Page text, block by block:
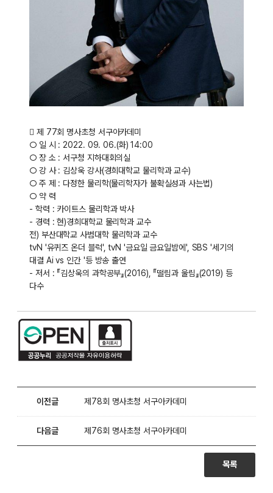
󰏅 제 77회 명사초청 서구아카데미
○ 일 시 : 2022. 09. 06.(화) 14:00
○ 장 소 : 서구청 지하대회의실
○ 강 사 : 김상욱 강사(경희대학교 물리학과 교수)
○ 주 제 : 다정한 물리학(물리학자가 불확실성과 사는법)
○ 약 력
- 학력 : 카이트스 물리학과 박사
- 경력 : 현)경희대학교 물리학과 교수
전) 부산대학교 사범대학 물리학과 교수
tvN '유퀴즈 온더 블럭', tvN '금요일 금요일밤에', SBS '세기의
대결 Ai vs 인간 '등 방송 출연
- 저서 : 『김상욱의 과학공부』(2016), 『떨림과 울림』(2019) 등
다수
이전글 제78회 명사초청 서구아카데미
다음글 제76회 명사초청 서구아카데미
목록